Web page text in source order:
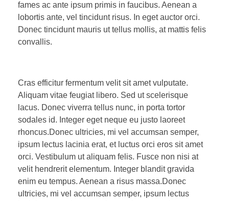
fames ac ante ipsum primis in faucibus. Aenean a
lobortis ante, vel tincidunt risus. In eget auctor orci.
Donec tincidunt mauris ut tellus mollis, at mattis felis
convallis.
Cras efficitur fermentum velit sit amet vulputate.
Aliquam vitae feugiat libero. Sed ut scelerisque
lacus. Donec viverra tellus nunc, in porta tortor
sodales id. Integer eget neque eu justo laoreet
rhoncus.Donec ultricies, mi vel accumsan semper,
ipsum lectus lacinia erat, et luctus orci eros sit amet
orci. Vestibulum ut aliquam felis. Fusce non nisi at
velit hendrerit elementum. Integer blandit gravida
enim eu tempus. Aenean a risus massa.Donec
ultricies, mi vel accumsan semper, ipsum lectus